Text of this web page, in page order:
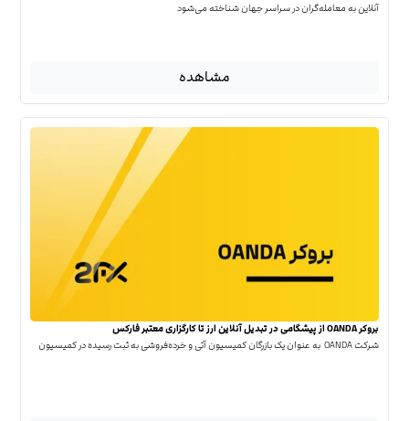
آنلاین به معامله‌گران در سراسر جهان شناخته می‌شود
مشاهده
بروکر OANDA از پیشگامی در تبدیل آنلاین ارز تا کارگزاری معتبر فارکس
شرکت OANDA به عنوان یک بازرگان کمیسیون آتی و خرده‌فروشی به ثبت رسیده در کمیسیون